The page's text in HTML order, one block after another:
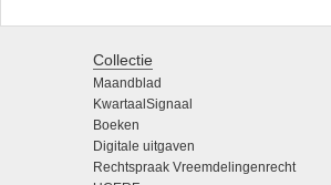
Collectie
Maandblad
KwartaalSignaal
Boeken
Digitale uitgaven
Rechtspraak Vreemdelingenrecht